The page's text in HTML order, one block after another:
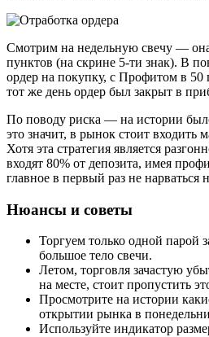
Смотрим на недельную свечу —
пунктов (на скрине 5-ти знак). В
ордер на покупку, с Профитом в 50
тот же день ордер был закрыт в
По поводу риска — на истории
это значит, в рынок стоит входить
Хотя эта стратегия является
входят 80% от депозита, имея
главное в первый раз не нарваться
Нюансы и советы
Торгуем только одной парой
большое тело свечи.
Летом, торговля зачастую
на месте, стоит пропустить
Просмотрите на истории
открытии рынка в
Используйте индикатор